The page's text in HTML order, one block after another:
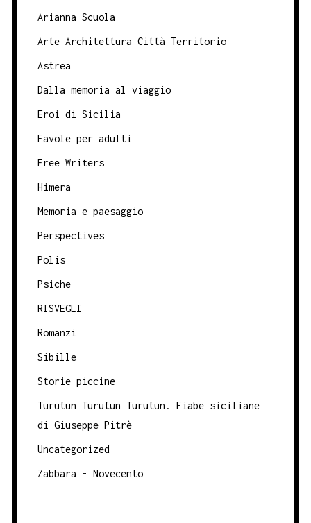
Arianna Scuola
Arte Architettura Città Territorio
Astrea
Dalla memoria al viaggio
Eroi di Sicilia
Favole per adulti
Free Writers
Himera
Memoria e paesaggio
Perspectives
Polis
Psiche
RISVEGLI
Romanzi
Sibille
Storie piccine
Turutun Turutun Turutun. Fiabe siciliane
di Giuseppe Pitrè
Uncategorized
Zabbara - Novecento